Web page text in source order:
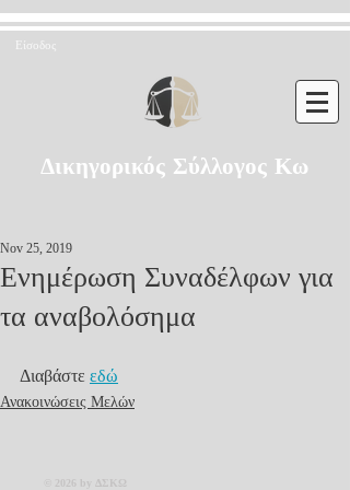
Είσοδος
Δικηγορικός Σύλλογος Κω
Ενημέρωση Συναδέλφων για
τα αναβολόσημα
Nov 25, 2019
Διαβάστε εδώ
Ανακοινώσεις Μελών
© 2026 by ΔΣΚΩ